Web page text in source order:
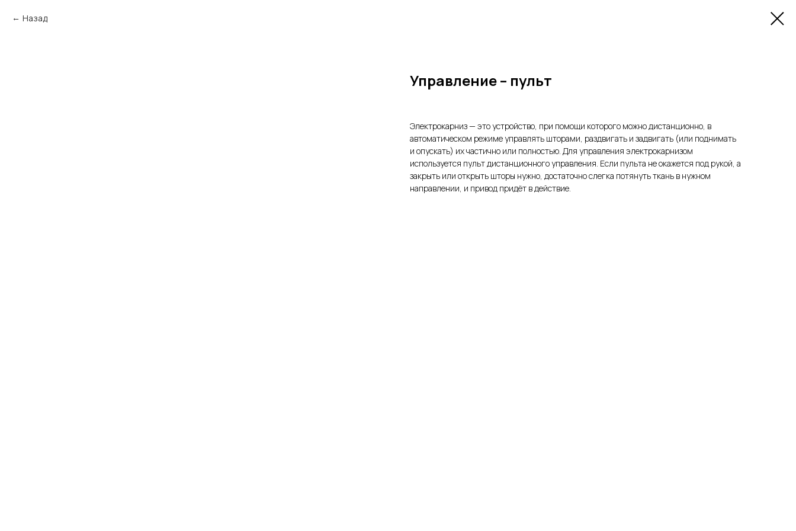
Назад
Управление – пульт
Электрокарниз — это устройство, при помощи которого можно дистанционно, в
автоматическом режиме управлять шторами, раздвигать и задвигать (или поднимать
и опускать) их частично или полностью. Для управления электрокарнизом
используется пульт дистанционного управления. Если пульта не окажется под рукой, а
закрыть или открыть шторы нужно, достаточно слегка потянуть ткань в нужном
направлении, и привод придёт в действие.